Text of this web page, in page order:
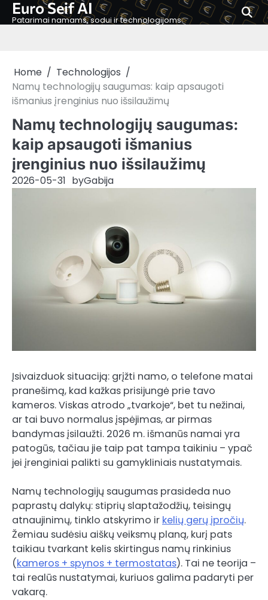
SkipEuro Seif AI
Patarimai namams, sodui ir technologijoms
Home
Technologijos
Namų technologijų saugumas: kaip apsaugoti
išmanius įrenginius nuo išsilaužimų
Namų technologijų saugumas:
kaip apsaugoti išmanius
įrenginius nuo išsilaužimų
2026-05-31 byGabija
Įsivaizduok situaciją: grįžti namo, o telefone matai
pranešimą, kad kažkas prisijungė prie tavo
kameros. Viskas atrodo „tvarkoje“, bet tu nežinai,
ar tai buvo normalus įspėjimas, ar pirmas
bandymas įsilaužti. 2026 m. išmanūs namai yra
patogūs, tačiau jie taip pat tampa taikiniu – ypač
jei įrenginiai palikti su gamykliniais nustatymais.
Namų technologijų saugumas prasideda nuo
paprastų dalykų: stiprių slaptažodžių, teisingų
atnaujinimų, tinklo atskyrimo ir kelių gerų įpročių.
Žemiau sudėsiu aiškų veiksmų planą, kurį pats
taikiau tvarkant kelis skirtingus namų rinkinius
(kameros + spynos + termostatas). Tai ne teorija –
tai realūs nustatymai, kuriuos galima padaryti per
vakarą.